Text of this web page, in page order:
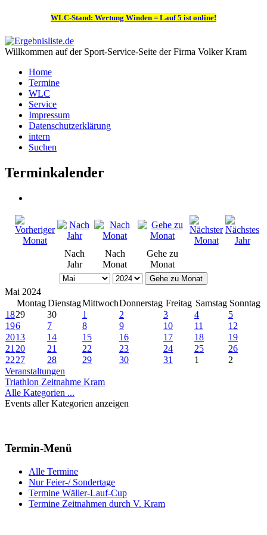
WLC-Stand: Wertung Winden = Lauf 5 ist online!
Willkommen auf der Sport-Service-Seite der Firma Volker Kram
Home
Termine
WLC
Service
Impressum
Datenschutzerklärung
intern
Suchen
Terminkalender
Nach
Jahr
Nach
Monat
Gehe zu
Monat
Gehe zu Monat
Mai 2024
Montag DienstagMittwochDonnerstag Freitag Samstag Sonntag
1829 30 1 2 3 4
5
196 7 8 9 10 11
12
2013 14 15 16 17 18
19
21 20 21 22 23 24 25
26
2227 28 29 30 31 1
2
Veranstaltungen
Triathlon Zeitnahme Kram
Alle Kategorien ...
Events aller Kategorien anzeigen
Termin-Menü
Alle Termine
Nur Feier-/ Sondertage
Termine Wäller-Lauf-Cup
Termine Zeitnahmen durch V. Kram